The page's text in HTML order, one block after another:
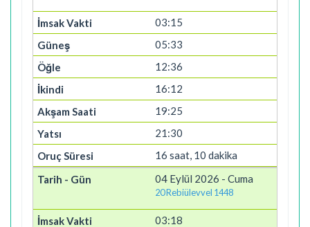
03:15
05:33
12:36
16:12
19:25
21:30
16 saat, 10 dakika
04 Eylül 2026 - Cuma
20 Rebiülevvel 1448
03:18